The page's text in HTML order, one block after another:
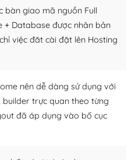
sẵn sàng hỗ trợ bạn
tính năng cần thiết. Có
phí.
đảo, thư viện themes và
phú. Bạn có thể thỏa
bàn giao mã nguồn Full
+ Database được nhân bản
việc đăt cài đặt lên Hosting
nên dễ dàng sử dụng với
trực quan theo từng
đã áp dụng vào bố cục